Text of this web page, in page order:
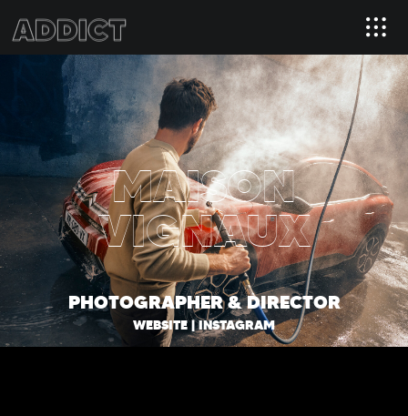
MAISON
VIGNAUX
PHOTOGRAPHER & DIRECTOR
WEBSITE|INSTAGRAM